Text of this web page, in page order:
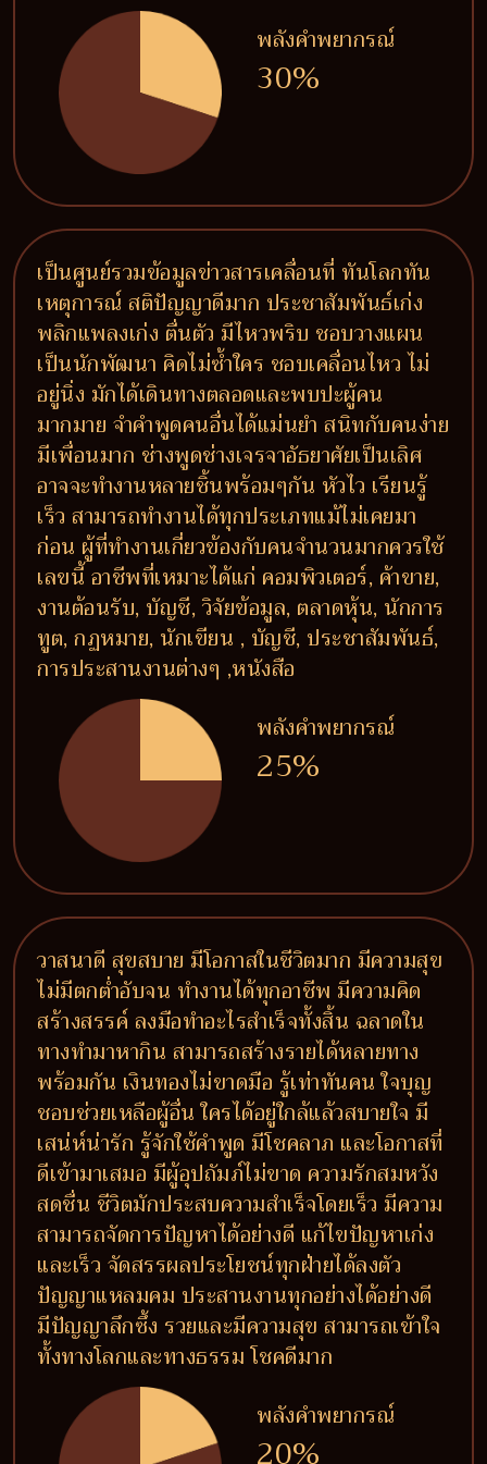
พลังคำพยากรณ์
30%
เป็นศูนย์รวมข้อมูลข่าวสารเคลื่อนที่ ทันโลกทัน
เหตุการณ์ สติปัญญาดีมาก ประชาสัมพันธ์เก่ง
พลิกแพลงเก่ง ตื่นตัว มีไหวพริบ ชอบวางแผน
เป็นนักพัฒนา คิดไม่ซ้ำใคร ชอบเคลื่อนไหว ไม่
อยู่นิ่ง มักได้เดินทางตลอดและพบปะผู้คน
มากมาย จำคำพูดคนอื่นได้แม่นยำ สนิทกับคนง่าย
มีเพื่อนมาก ช่างพูดช่างเจรจาอัธยาศัยเป็นเลิศ
อาจจะทำงานหลายชิ้นพร้อมๆกัน หัวไว เรียนรู้
เร็ว สามารถทำงานได้ทุกประเภทแม้ไม่เคยมา
ก่อน ผู้ที่ทำงานเกี่ยวข้องกับคนจำนวนมากควรใช้
เลขนี้ อาชีพที่เหมาะได้แก่ คอมพิวเตอร์, ค้าขาย,
งานต้อนรับ, บัญชี, วิจัยข้อมูล, ตลาดหุ้น, นักการ
ทูต, กฏหมาย, นักเขียน , บัญชี, ประชาสัมพันธ์,
การประสานงานต่างๆ ,หนังสือ
พลังคำพยากรณ์
25%
วาสนาดี สุขสบาย มีโอกาสในชีวิตมาก มีความสุข
ไม่มีตกต่ำอับจน ทำงานได้ทุกอาชีพ มีความคิด
สร้างสรรค์ ลงมือทำอะไรสำเร็จทั้งสิ้น ฉลาดใน
ทางทำมาหากิน สามารถสร้างรายได้หลายทาง
พร้อมกัน เงินทองไม่ขาดมือ รู้เท่าทันคน ใจบุญ
ชอบช่วยเหลือผู้อื่น ใครได้อยู่ใกล้แล้วสบายใจ มี
เสน่ห์น่ารัก รู้จักใช้คำพูด มีโชคลาภ และโอกาสที่
ดีเข้ามาเสมอ มีผู้อุปถัมภ์ไม่ขาด ความรักสมหวัง
สดชื่น ชีวิตมักประสบความสำเร็จโดยเร็ว มีความ
สามารถจัดการปัญหาได้อย่างดี แก้ไขปัญหาเก่ง
และเร็ว จัดสรรผลประโยชน์ทุกฝ่ายได้ลงตัว
ปัญญาแหลมคม ประสานงานทุกอย่างได้อย่างดี
มีปัญญาลึกซึ้ง รวยและมีความสุข สามารถเข้าใจ
ทั้งทางโลกและทางธรรม โชคดีมาก
พลังคำพยากรณ์